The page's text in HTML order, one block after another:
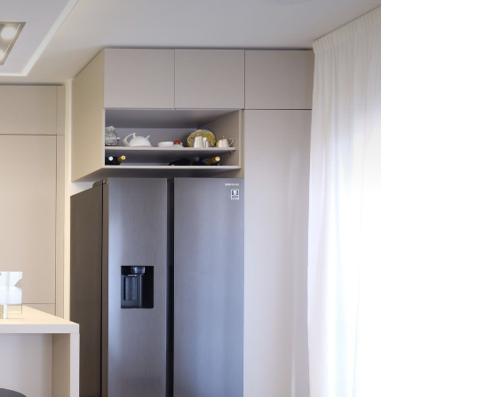
La composizione delle colonne a tutta
altezza definisce un fondale continuo e
ordinato, dove gli elementi funzionali
vengono completamente integrati. Le
nicchie operative interrompono con
discrezione la compattezza del volume,
introducendo profondità e creando un
quotidiane.
La luce diventa elemento progettuale
centrale. Una cornice luminosa incassata
nel controsoffitto disegna lo spazio
dall’alto, enfatizzando le geometrie e